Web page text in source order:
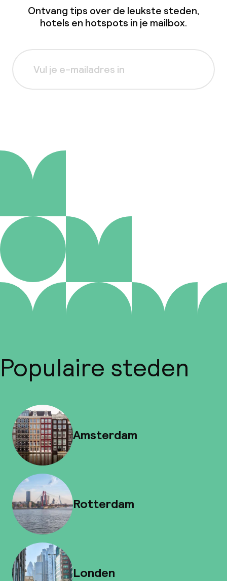
Ontvang tips over de leukste steden,
hotels en hotspots in je mailbox.
Populaire steden
Amsterdam
Rotterdam
Londen